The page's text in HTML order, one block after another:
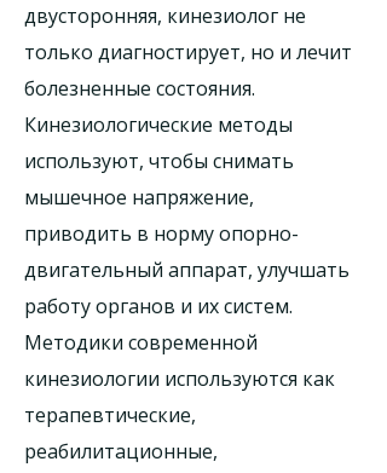
двусторонняя, кинезиолог не
только диагностирует, но и лечит
болезненные состояния.
Кинезиологические методы
используют, чтобы снимать
мышечное напряжение,
приводить в норму опорно-
двигательный аппарат, улучшать
работу органов и их систем.
Методики современной
кинезиологии используются как
терапевтические,
реабилитационные,